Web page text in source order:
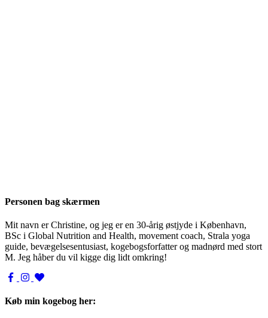
Personen bag skærmen
Mit navn er Christine, og jeg er en 30-årig østjyde i København,
BSc i Global Nutrition and Health, movement coach, Strala yoga
guide, bevægelsesentusiast, kogebogsforfatter og madnørd med stort
M. Jeg håber du vil kigge dig lidt omkring!
Køb min kogebog her: